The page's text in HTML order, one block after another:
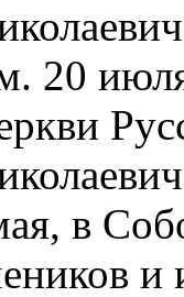
20
в
и